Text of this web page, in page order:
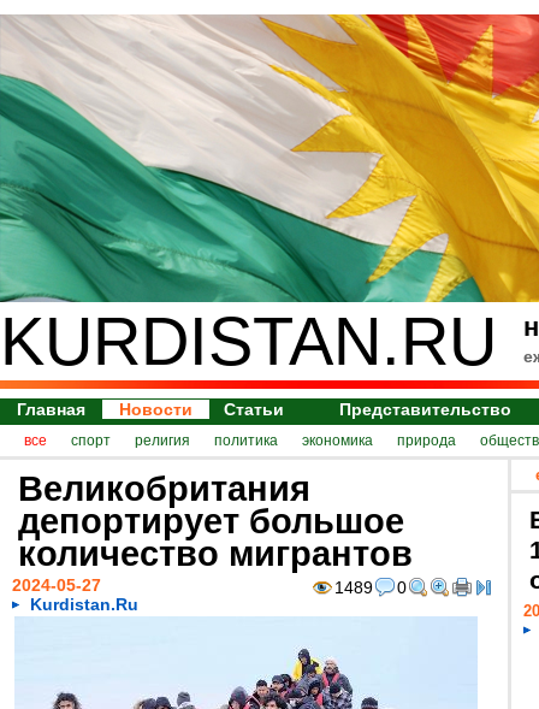
KURDISTAN.RU
Главная Новости Статьи Представительство
все спорт религия политика экономика природа
Великобритания
депортирует большое
количество мигрантов
1489 0
2024-05-27
Kurdistan.Ru